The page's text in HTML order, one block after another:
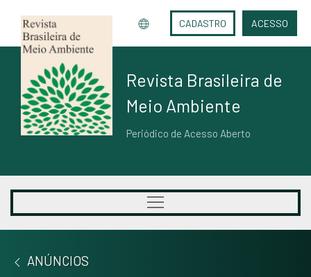
CADASTRO ACESSO
Revista Brasileira de
Meio Ambiente
Periódico de Acesso Aberto
ANÚNCIOS